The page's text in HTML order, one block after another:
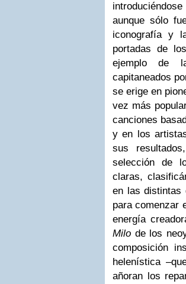
aunque sólo
iconografía y
portadas de
ejemplo
capitaneados
se erige en
vez más
canciones
y en los
sus
selección de
claras,
en las distintas
para comenzar
energía
Milo de los
composición
helenística
añoran los